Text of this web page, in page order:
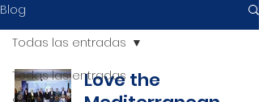
Blog
Todas las entradas
Todas las entradas
Love the